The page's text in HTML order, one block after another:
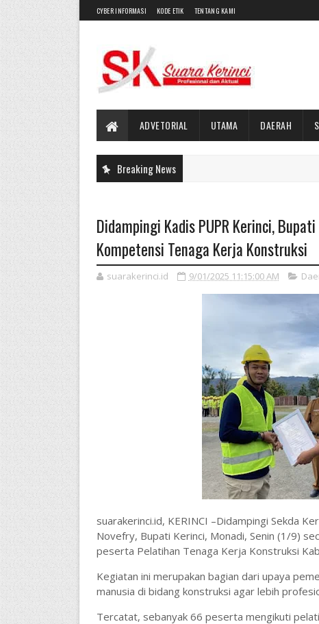
CYBER INFORMASI KODE ETIK TENTANG KAMI
ADVETORIAL UTAMA DAERAH
Breaking News
Didampingi Kadis PUPR Kerinci,
Kompetensi Tenaga Kerja Konstruksi
suarakerinci.id 9/01/2025 11:15:00 AM
suarakerinci.id, KERINCI –Didampingi Sekda
Novefry, Bupati Kerinci, Monadi, Senin (1/9)
peserta Pelatihan Tenaga Kerja Konstruksi
Kegiatan ini merupakan bagian dari upaya
manusia di bidang konstruksi agar lebih
Tercatat, sebanyak 66 peserta mengikuti